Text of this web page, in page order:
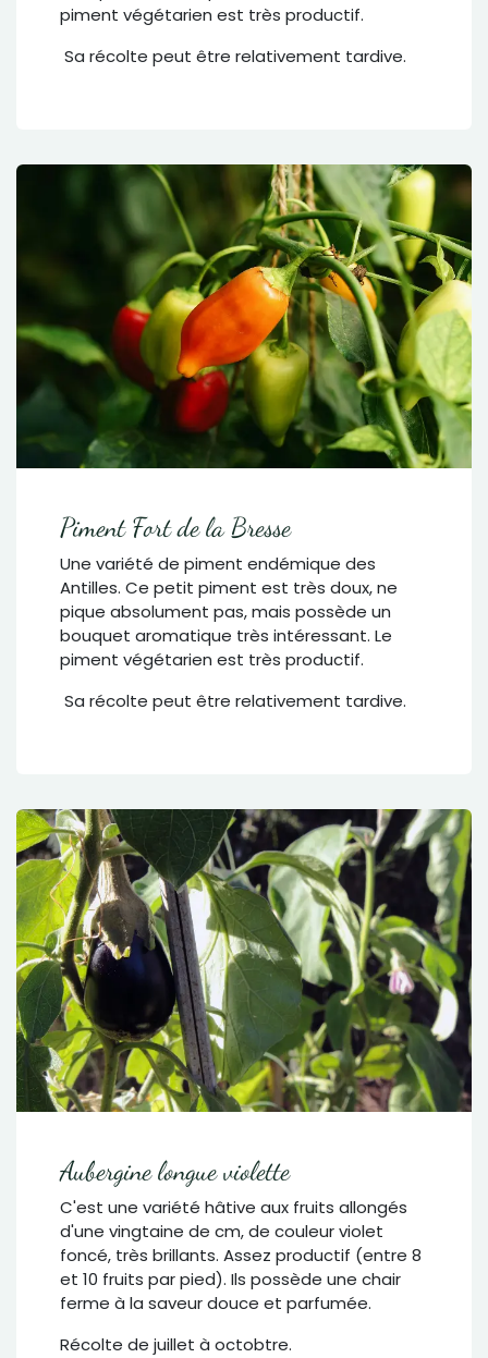
piment végétarien est très productif.
Sa récolte peut être relativement tardive.
Piment Fort de la Bresse
Une variété de piment endémique des
Antilles. Ce petit piment est très doux, ne
pique absolument pas, mais possède un
bouquet aromatique très intéressant. Le
piment végétarien est très productif.
Sa récolte peut être relativement tardive.
Aubergine longue violette
C'est une variété hâtive aux fruits allongés
d'une vingtaine de cm, de couleur violet
foncé, très brillants. Assez productif (entre 8
et 10 fruits par pied). Ils possède une chair
ferme à la saveur douce et parfumée.
Récolte de juillet à octobtre.